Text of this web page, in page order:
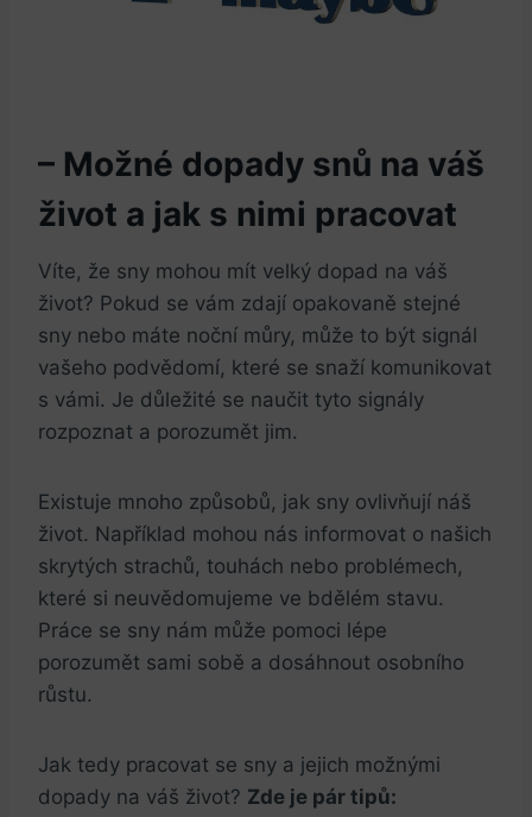
– Možné dopady snů na váš
život a jak s nimi pracovat
Víte, že sny mohou mít velký dopad na váš
život? Pokud se vám zdají opakovaně stejné
sny nebo máte noční můry, může to být signál
vašeho podvědomí, které se snaží komunikovat
s vámi. Je důležité se naučit tyto signály
rozpoznat a porozumět jim.
Existuje mnoho způsobů, jak sny ovlivňují náš
život. Například mohou nás informovat o našich
skrytých strachů, touhách nebo problémech,
které si neuvědomujeme ve bdělém stavu.
Práce se sny nám může pomoci lépe
porozumět sami sobě a dosáhnout osobního
růstu.
Jak tedy pracovat se sny a jejich možnými
dopady na váš život? Zde je pár tipů: